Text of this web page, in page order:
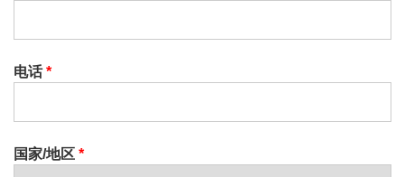
电话*
国家/地区 *